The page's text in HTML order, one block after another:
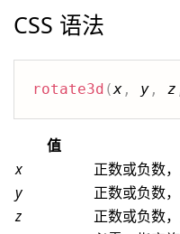
CSS 语法
rotate3d (x , y , z
值
x
正数或负数
y
正数或负数
z
正数或负数